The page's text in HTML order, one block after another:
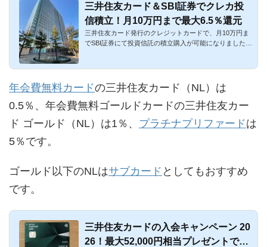
三井住友カード＆SBI証券でクレカ投
信積立！月10万円まで最大6.5％還元
三井住友カード発行のクレジットカードで、月10万円ま
でSBI証券にて投資信託の積立購入が可能になりました。
年会費無料カードの三井住友カード（NL）は
0.5％、年会費無料ゴールドカードの三井住友カー
ド ゴールド（NL）は1％、 プラチナプリファードは
5％です。
ゴールド以下のNLはサブカード としてもおすすめ
です。
三井住友カードの入会キャンペーン 20
26！最大52,000円相当プレゼントでお